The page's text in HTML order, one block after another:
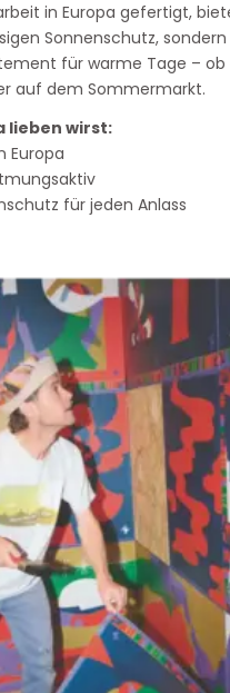
in Europa gefertigt,
Sonnenschutz,
für warme Tage – ob
auf dem Sommermarkt.
lieben wirst:
Europa
für jeden Anlass